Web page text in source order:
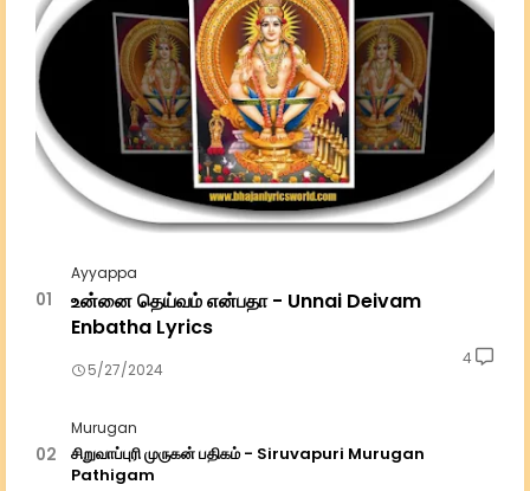
Ayyappa
உன்னை தெய்வம் என்பதா - Unnai Deivam
Enbatha Lyrics
5/27/2024
4
Murugan
சிறுவாப்புரி முருகன் பதிகம் - Siruvapuri Murugan
Pathigam